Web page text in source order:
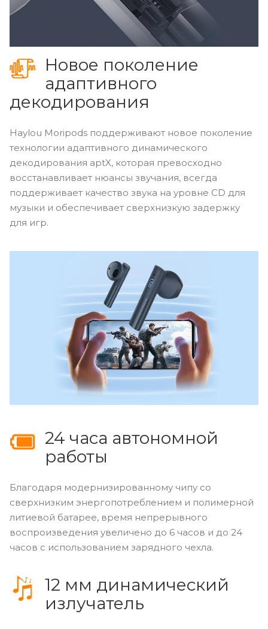
Новое поколение
адаптивного
декодирования
Haylou Moripods поддерживают новое поколение
технологии адаптивного динамического
декодирования aptX, которая превосходно
восстанавливает нюансы звучания, всегда
поддерживает качество звука на уровне CD для
музыки и обеспечивает сверхнизкую задержку
для игр.
24 часа автономной
работы
Благодаря модернизированному чипу со
сверхнизким энергопотреблением и полимерной
литиевой батарее, время непрерывного
воспроизведения увеличено до 6 часов и до 24
часов с использованием зарядного чехла.
12 мм динамический
излучатель